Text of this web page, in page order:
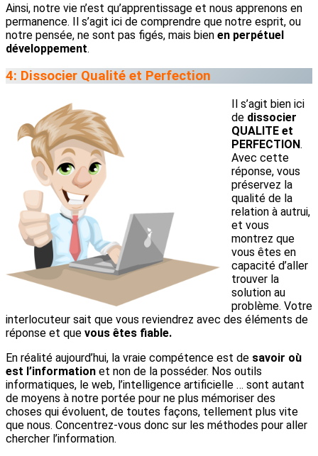
Ainsi, notre vie n’est qu’apprentissage et nous apprenons en
permanence. Il s’agit ici de comprendre que notre esprit, ou
notre pensée, ne sont pas figés, mais bien en perpétuel
développement.
4: Dissocier Qualité et Perfection
Il s’agit bien ici
de dissocier
QUALITE et
PERFECTION.
Avec cette
réponse, vous
préservez la
qualité de la
relation à autrui,
et vous
montrez que
vous êtes en
capacité d’aller
trouver la
solution au
problème. Votre
interlocuteur sait que vous reviendrez avec des éléments de
réponse et que vous êtes fiable.
En réalité aujourd’hui, la vraie compétence est de savoir où
est l’information et non de la posséder. Nos outils
informatiques, le web, l’intelligence artificielle … sont autant
de moyens à notre portée pour ne plus mémoriser des
choses qui évoluent, de toutes façons, tellement plus vite
que nous. Concentrez-vous donc sur les méthodes pour aller
chercher l’information.